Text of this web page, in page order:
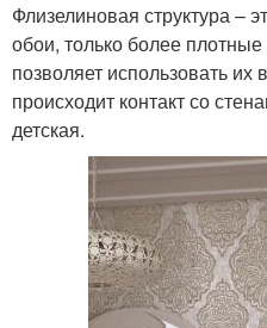
Флизелиновая структура –
обои, только более
позволяет использовать их
происходит контакт со
детская.